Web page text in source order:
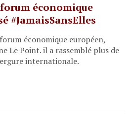
économique
#JamaisSansElles
économique européen,
Le Point. il a rassemblé plus de
internationale.